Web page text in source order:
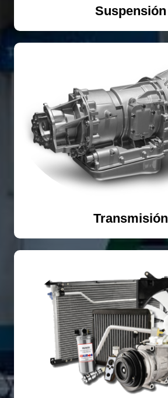
Suspensión
Transmisión